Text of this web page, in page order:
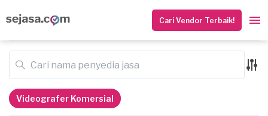
Cari Vendor Terbaik!
Videografer Komersial